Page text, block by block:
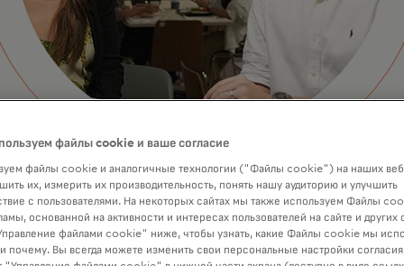
файлы cookie и ваше согласие
файлы cookie и аналогичные технологии ("Файлы cookie") на наших
их, измерить их производительность, понять нашу аудиторию и улучшить
с пользователями. На некоторых сайтах мы также используем Файлы
основанной на активности и интересах пользователей на сайте и других
файлами cookie" ниже, чтобы узнать, какие Файлы cookie мы
почему. Вы всегда можете изменить свои персональные настройки